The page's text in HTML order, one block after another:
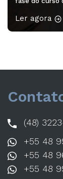
edição”,
Ler agora
(48)
+55 48
+55 48
+55 48